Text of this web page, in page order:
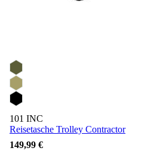
101 INC
Reisetasche Trolley Contractor
149,99 €